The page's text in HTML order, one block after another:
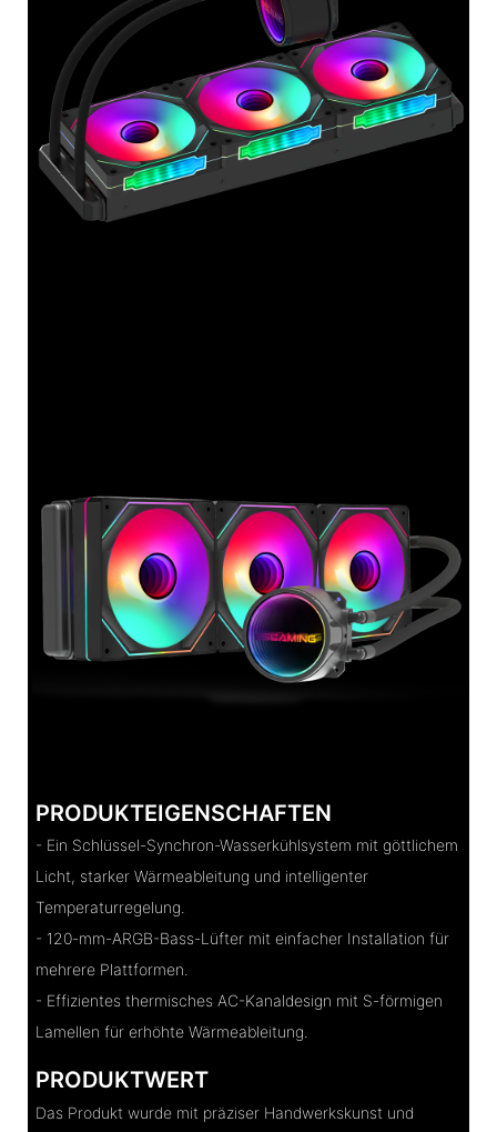
PRODUKTEIGENSCHAFTEN
- Ein Schlüssel-Synchron-Wasserkühlsystem mit göttlichem
Licht, starker Wärmeableitung und intelligenter
Temperaturregelung.
- 120-mm-ARGB-Bass-Lüfter mit einfacher Installation für
mehrere Plattformen.
- Effizientes thermisches AC-Kanaldesign mit S-förmigen
Lamellen für erhöhte Wärmeableitung.
PRODUKTWERT
Das Produkt wurde mit präziser Handwerkskunst und